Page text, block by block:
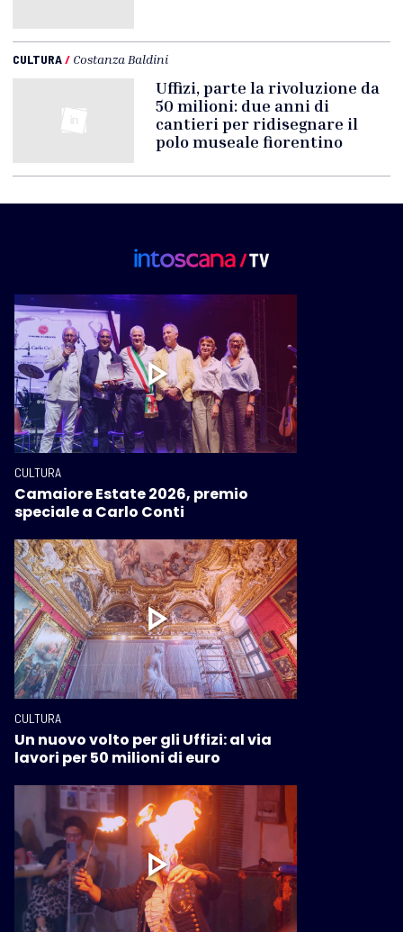
CULTURA/ Costanza Baldini
Uffizi, parte la rivoluzione da
50 milioni: due anni di
cantieri per ridisegnare il
polo museale fiorentino
CULTURA
Camaiore Estate 2026, premio
speciale a Carlo Conti
CULTURA
Un nuovo volto per gli Uffizi: al via
lavori per 50 milioni di euro